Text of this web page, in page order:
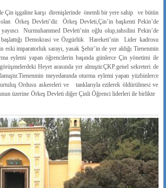
Çin işgaline karşı direnişlerinde önemli bir yere sahip ve bütün
Örkeş Devleti’dir. Örkeş Devleti,Çin’in başkenti Pekin’de
Nurmuhammed Devleti’nin oğlu olup,tahsilini Pekin’de
başlattığı Demokrasi ve Özgürlük Hareketi’nin Lider kadrosu
imparatorluk sarayı, yasak Şehir’in de yer aldığı Tienenmin
eylemi yapan öğrencilerin başında günlerce Çin yönetimi ile
Heyet arasında yer almıştir.ÇKP.genel sekreteri de
meyedanında oturma eylemi yapan yüzbinlerce
Ordusu askereleri ve tanklarıyla ezilerek öldürülmesi ve
üzerine Örkeş Devleti diğer Çinli Öğrenci liderleri ile birlikte